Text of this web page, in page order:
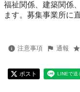
福祉関係、建築関係
ます。募集事業所に
注意事項 通報
ポスト LINEで送